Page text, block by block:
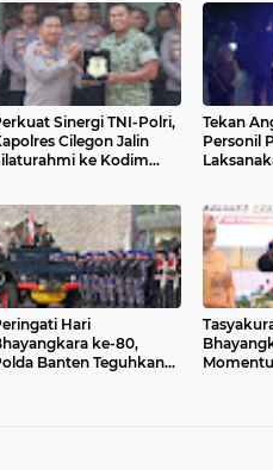
Sinergi TNI-Polri,
Cilegon Jalin
ke Kodim
Tekan
Personil
Hari
ke-80,
Banten Teguhkan